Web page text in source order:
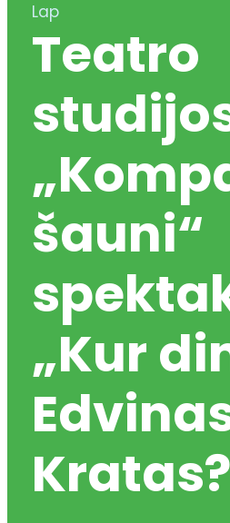
Lap
Teatro
šauni“
„Kur